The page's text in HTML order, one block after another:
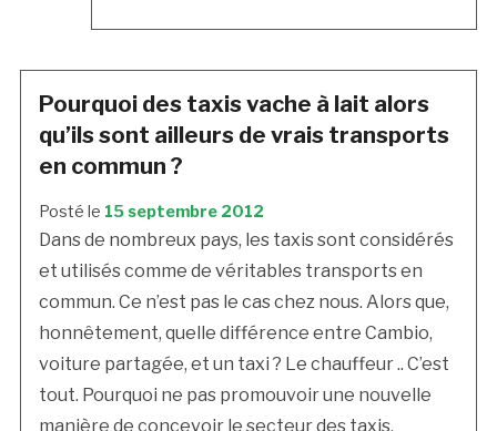
Pourquoi des taxis vache à lait alors
qu’ils sont ailleurs de vrais transports
en commun ?
Posté le 15 septembre 2012
Dans de nombreux pays, les taxis sont considérés
et utilisés comme de véritables transports en
commun. Ce n’est pas le cas chez nous. Alors que,
honnêtement, quelle différence entre Cambio,
voiture partagée, et un taxi ? Le chauffeur .. C’est
tout. Pourquoi ne pas promouvoir une nouvelle
manière de concevoir le secteur des taxis,